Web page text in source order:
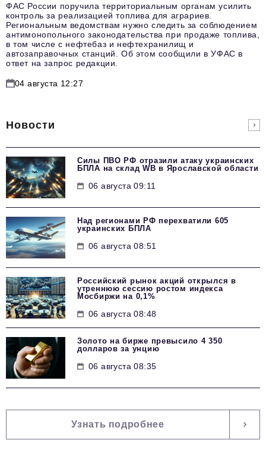
ФАС России поручила территориальным органам усилить
контроль за реализацией топлива для аграриев.
Региональным ведомствам нужно следить за соблюдением
антимонопольного законодательства при продаже топлива,
в том числе с нефтебаз и нефтехранилищ и
автозаправочных станций. Об этом сообщили в УФАС в
ответ на запрос редакции.
04 августа 12:27
Новости
Силы ПВО РФ отразили атаку украинских
БПЛА на склад WB в Ярославской области
06 августа 09:11
Над регионами РФ перехватили 605
украинских БПЛА
06 августа 08:51
Российский рынок акций открылся в
утреннюю сессию ростом индекса
Мосбиржи на 0,1%
06 августа 08:48
Золото на бирже превысило 4 350
долларов за унцию
06 августа 08:35
Узнать подробнее